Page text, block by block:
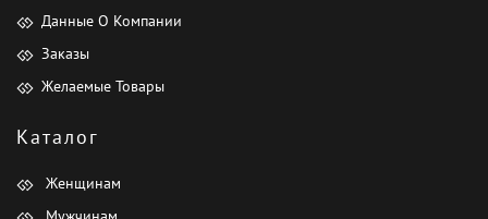
Данные О Компании
Заказы
Желаемые Товары
Каталог
Женщинам